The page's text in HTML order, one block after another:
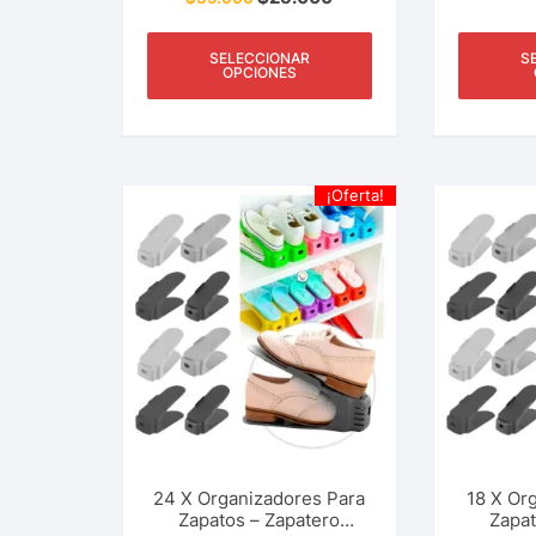
SELECCIONAR
OPCIONES
¡Oferta!
24 X Organizadores Para
Zapatos – Zapatero
18 X